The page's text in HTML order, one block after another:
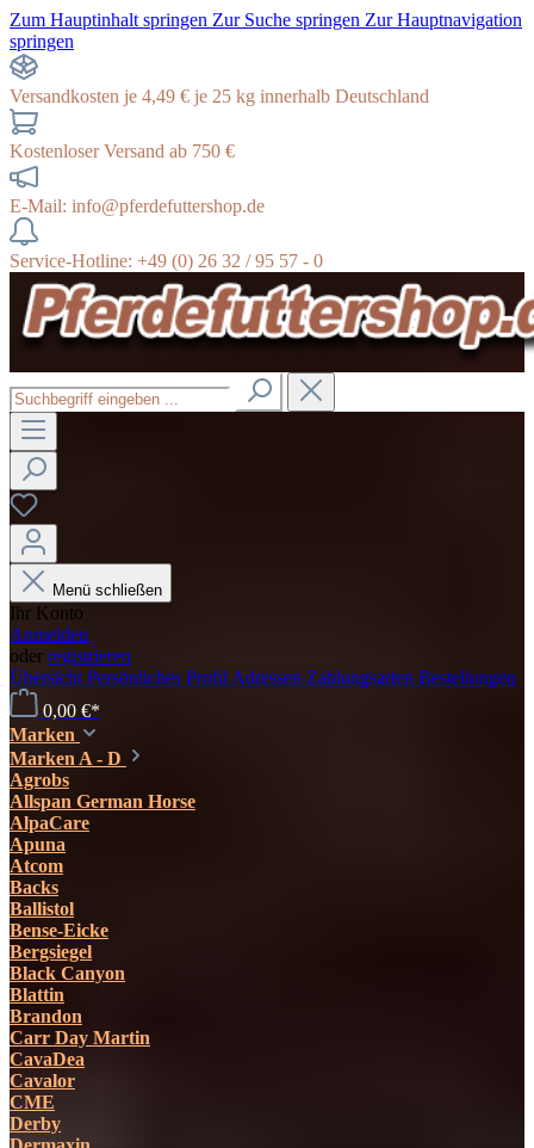
Zum Hauptinhalt springen Zur Suche springen Zur Hauptnavigation
springen
Versandkosten je 4,49 € je 25 kg innerhalb Deutschland
Kostenloser Versand ab 750 €
E-Mail: info@pferdefuttershop.de
Service-Hotline: +49 (0) 26 32 / 95 57 - 0
Menü schließen
Ihr Konto
Anmelden
oder registrieren
Übersicht Persönliches Profil Adressen Zahlungsarten Bestellungen
0,00 €*
Marken
Marken A - D
Agrobs
Allspan German Horse
AlpaCare
Apuna
Atcom
Backs
Ballistol
Bense-Eicke
Bergsiegel
Black Canyon
Blattin
Brandon
Carr Day Martin
CavaDea
Cavalor
CME
Derby